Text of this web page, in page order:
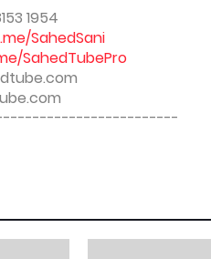
1954
SahedSani
SahedTubePro